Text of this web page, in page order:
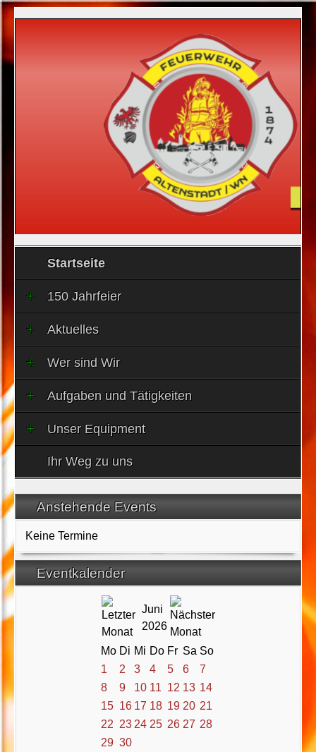
Startseite
150 Jahrfeier
Aktuelles
Wer sind Wir
Aufgaben und Tätigkeiten
Unser Equipment
Ihr Weg zu uns
Anstehende Events
Keine Termine
Eventkalender
Juni
2026
Mo Di Mi Do Fr Sa So
1
2 3 4 5 6
7
8
9 10 11 12 13 14
15 16 17 18 19 20 21
22 23 24 25 26 27 28
29 30